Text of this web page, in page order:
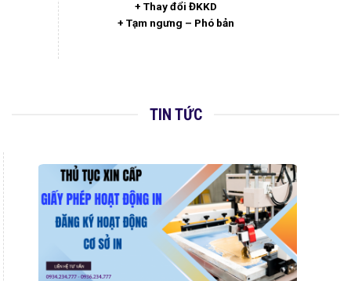
+ Thay đổi ĐKKD
+ Tạm ngưng – Phó bản
TIN TỨC